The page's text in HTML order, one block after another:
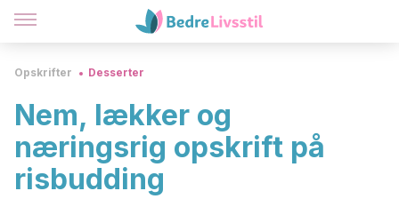
Opskrifter Desserter
Nem, lækker og
næringsrig opskrift på
risbudding